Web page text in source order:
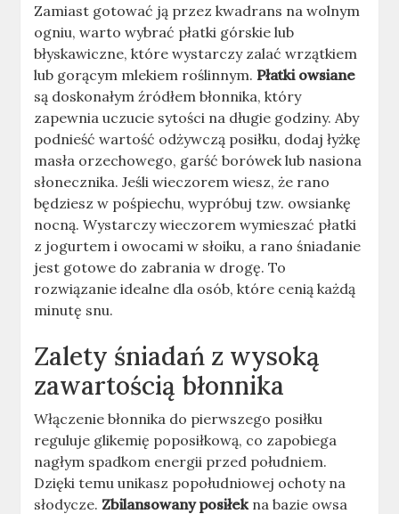
Zamiast gotować ją przez kwadrans na wolnym
ogniu, warto wybrać płatki górskie lub
błyskawiczne, które wystarczy zalać wrzątkiem
lub gorącym mlekiem roślinnym. Płatki owsiane
są doskonałym źródłem błonnika, który
zapewnia uczucie sytości na długie godziny. Aby
podnieść wartość odżywczą posiłku, dodaj łyżkę
masła orzechowego, garść borówek lub nasiona
słonecznika. Jeśli wieczorem wiesz, że rano
będziesz w pośpiechu, wypróbuj tzw. owsiankę
nocną. Wystarczy wieczorem wymieszać płatki
z jogurtem i owocami w słoiku, a rano śniadanie
jest gotowe do zabrania w drogę. To
rozwiązanie idealne dla osób, które cenią każdą
minutę snu.
Zalety śniadań z wysoką
zawartością błonnika
Włączenie błonnika do pierwszego posiłku
reguluje glikemię poposiłkową, co zapobiega
nagłym spadkom energii przed południem.
Dzięki temu unikasz popołudniowej ochoty na
słodycze. Zbilansowany posiłek na bazie owsa